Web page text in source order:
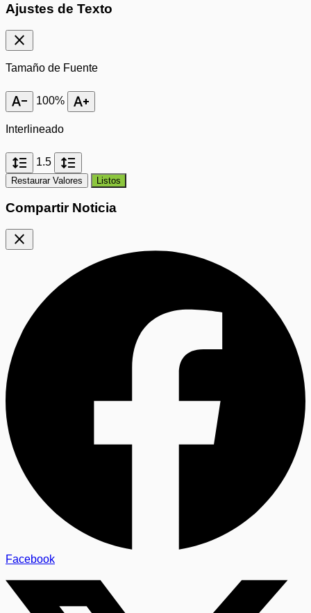
Ajustes de Texto
close
Tamaño de Fuente
text_decrease 100% text_increase
Interlineado
format_line_spacing 1.5 format_line_spacing
Restaurar Valores Listos
Compartir Noticia
close
Facebook